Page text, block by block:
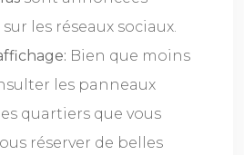
les réseaux sociaux.
Bien que moins
les panneaux
quartiers que vous
réserver de belles